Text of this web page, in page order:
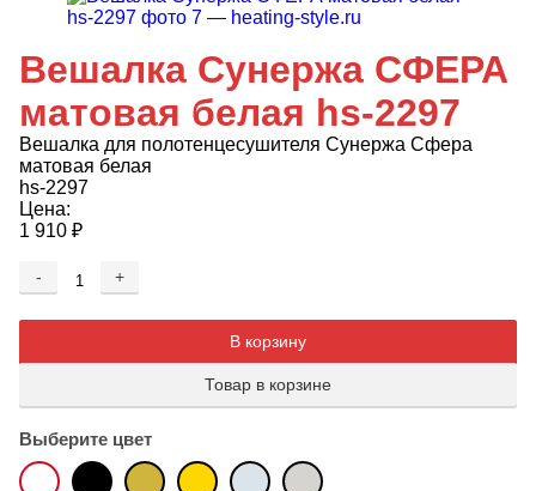
Вешалка Сунержа СФЕРА
матовая белая hs-2297
Вешалка для полотенцесушителя Сунержа Сфера
матовая белая
hs-2297
Цена:
1 910 ₽
-
+
В корзину
Товар в корзине
Выберите цвет